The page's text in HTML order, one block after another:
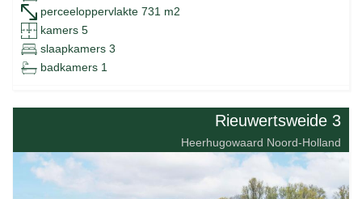
perceeloppervlakte 731 m2
kamers 5
slaapkamers 3
badkamers 1
Rieuwertsweide 3
Heerhugowaard Noord-Holland